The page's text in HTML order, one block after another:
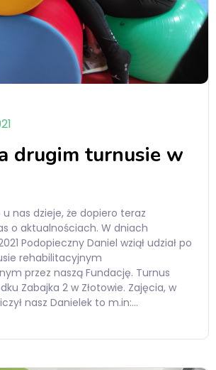
drugim turnusie w
nas dzieje, że dopiero teraz
o aktualnościach. W dniach
Podopieczny Daniel wziął udział po
rehabilitacyjnym
przez naszą Fundację. Turnus
Zabajka 2 w Złotowie. Zajęcia, w
nasz Danielek to m.in:…